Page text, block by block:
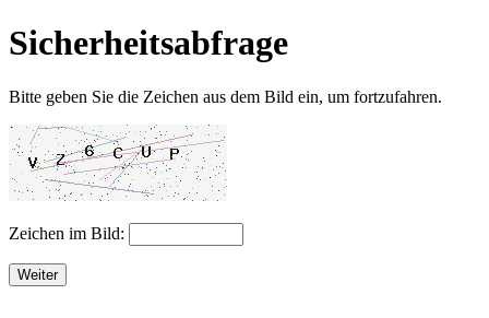
Sicherheitsabfrage
Bitte geben Sie die Zeichen aus dem Bild ein, um fortzufahren.
Zeichen im Bild:
Weiter